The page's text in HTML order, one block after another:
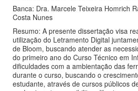
Banca: Dra. Marcele Teixeira Homrich
Costa Nunes
Resumo: A presente dissertação visa
utilização do Letramento Digital
de Bloom, buscando atender as
do primeiro ano do Curso Técnico em
dificuldades com a ambientação das
durante o curso, buscando o
estudante, através de cursos públicos